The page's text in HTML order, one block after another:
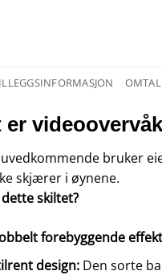
er
uvedkommende bruker
skjærer i øynene.
skiltet?
forebyggende
design:Den sorte